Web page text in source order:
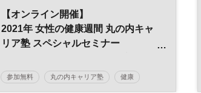
【オンライン開催】
2021年 女性の健康週間 丸の内キャ
リア塾 スペシャルセミナー
ティブヘルス
～今こそ考えたいトータルヘルスケ
参加無料 丸の内キャリア塾 健康